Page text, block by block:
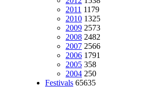
2011 1179
2010 1325
2009 2573
2008 2482
2007 2566
2006 1791
2005 358
2004 250
Festivals 65635